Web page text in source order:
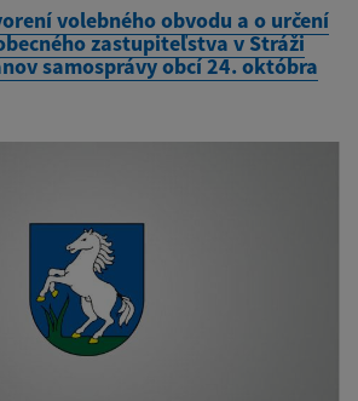
volebného obvodu a o určení
zastupiteľstva v Stráži
samosprávy obcí 24. októbra